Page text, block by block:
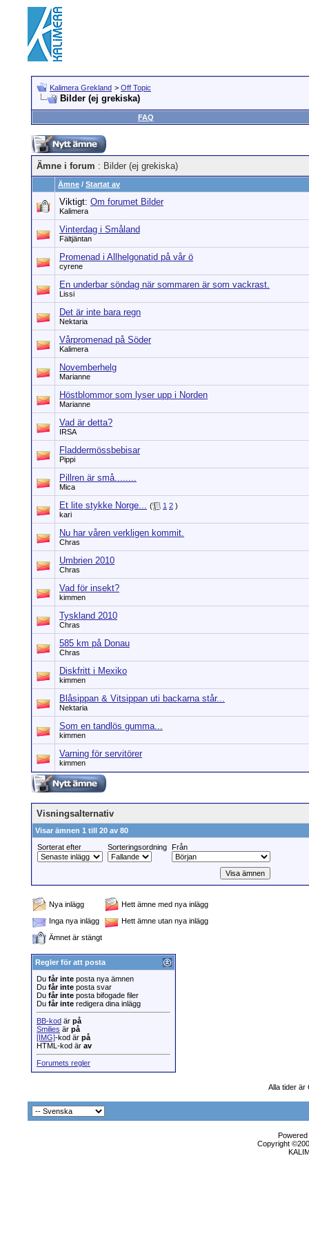
Kalimera Grekland > Off Topic
Bilder (ej grekiska)
FAQ
Ämne i forum : Bilder (ej grekiska)
Ämne / Startat av
Viktigt: Om forumet Bilder
Kalimera
Vinterdag i Småland
Fältjäntan
Promenad i Allhelgonatid på vår ö
cyrene
En underbar söndag när sommaren är som vackrast.
Lissi
Det är inte bara regn
Nektaria
Vårpromenad på Söder
Kalimera
Novemberhelg
Marianne
Höstblommor som lyser upp i Norden
Marianne
Vad är detta?
IRSA
Fladdermössbebisar
Pippi
Pillren är små........
Mica
Et lite stykke Norge... ( 1 2 )
kari
Nu har våren verkligen kommit.
Chras
Umbrien 2010
Chras
Vad för insekt?
kimmen
Tyskland 2010
Chras
585 km på Donau
Chras
Diskfritt i Mexiko
kimmen
Blåsippan & Vitsippan uti backarna står...
Nektaria
Som en tandlös gumma...
kimmen
Varning för servitörer
kimmen
Visningsalternativ
Visar ämnen 1 till 20 av 80
Sorterat efter
Sorteringsordning Från
Nya inlägg
Hett ämne med nya inlägg
Inga nya inlägg
Hett ämne utan nya inlägg
Ämnet är stängt
Regler för att posta
Du får inte posta nya ämnen
Du får inte posta svar
Du får inte posta bifogade filer
Du får inte redigera dina inlägg
BB-kod är på
Smilies är på
[IMG]-kod är på
HTML-kod är av
Forumets regler
Alla tider är
Copyright